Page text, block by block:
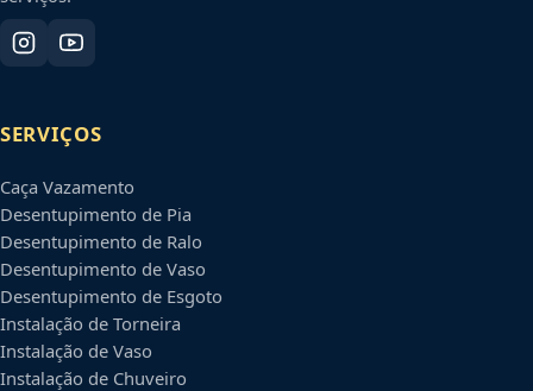
SERVIÇOS
Caça Vazamento
Desentupimento de Pia
Desentupimento de Ralo
Desentupimento de Vaso
Desentupimento de Esgoto
Instalação de Torneira
Instalação de Vaso
Instalação de Chuveiro